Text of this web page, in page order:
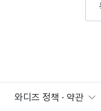
와디즈 정책 · 약관